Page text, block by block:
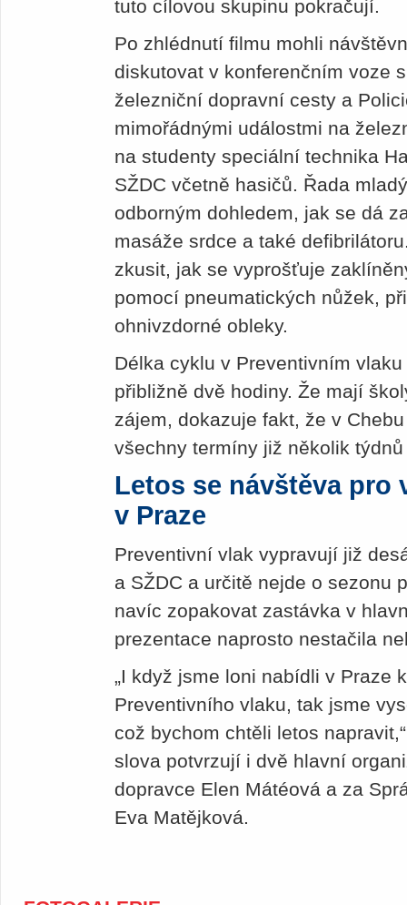
tuto cílovou skupinu pokračují.
Po zhlédnutí filmu mohli
diskutovat v konferenčním voze
železniční dopravní cesty a
mimořádnými událostmi na
na studenty speciální technika
SŽDC včetně hasičů. Řada
odborným dohledem, jak se dá
masáže srdce a také
zkusit, jak se vyprošťuje
pomocí pneumatických nůžek,
ohnivzdorné obleky.
Délka cyklu v Preventivním
přibližně dvě hodiny. Že mají
zájem, dokazuje fakt, že v
všechny termíny již několik
Letos se návštěva pro
v Praze
Preventivní vlak vypravují již
a SŽDC a určitě nejde o sezonu
navíc zopakovat zastávka v
prezentace naprosto nestačila
„I když jsme loni nabídli v Praze
Preventivního vlaku, tak jsme
což bychom chtěli letos
slova potvrzují i dvě hlavní
dopravce Elen Mátéová a za
Eva Matějková.